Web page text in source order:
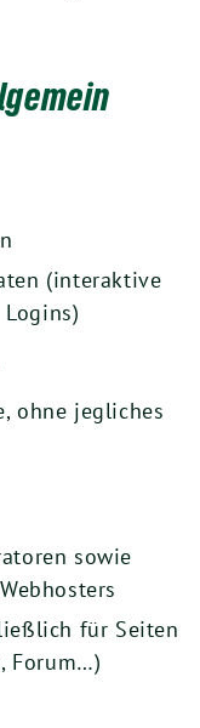
(interaktive
ohne jegliches
sowie
für Seiten
Forum…)